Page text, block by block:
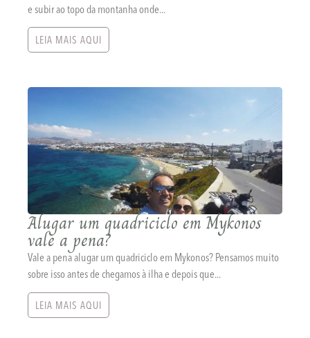
e subir ao topo da montanha onde...
LEIA MAIS AQUI
Alugar um quadriciclo em Mykonos
vale a pena?
Vale a pena alugar um quadriciclo em Mykonos? Pensamos muito
sobre isso antes de chegamos à ilha e depois que...
LEIA MAIS AQUI